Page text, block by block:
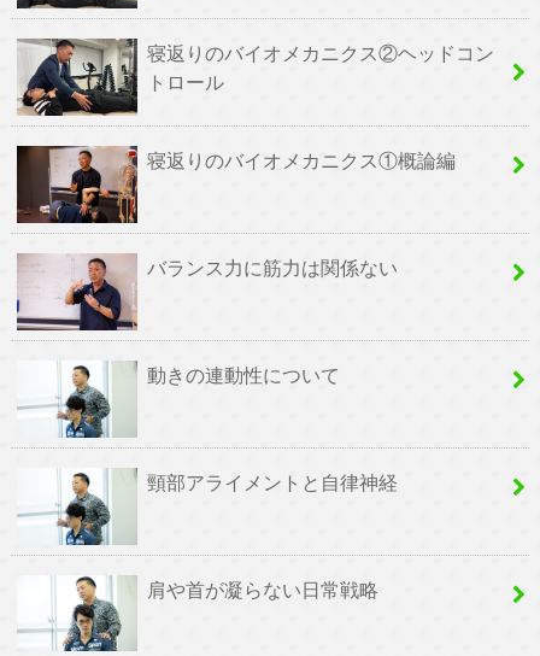
寝返りのバイオメカニクス②ヘッドコン
トロール
寝返りのバイオメカニクス①概論編
バランス力に筋力は関係ない
動きの連動性について
頸部アライメントと自律神経
肩や首が凝らない日常戦略